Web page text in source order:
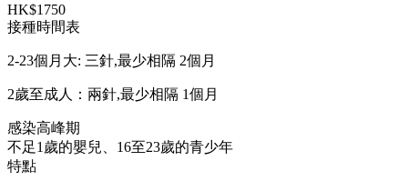
HK$1750
接種時間表
2-23個月大: 三針,最少相隔 2個月
2歲至成人：兩針,最少相隔 1個月
感染高峰期
不足1歲的嬰兒、16至23歲的青少年
特點